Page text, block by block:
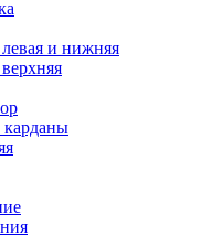
и нижняя